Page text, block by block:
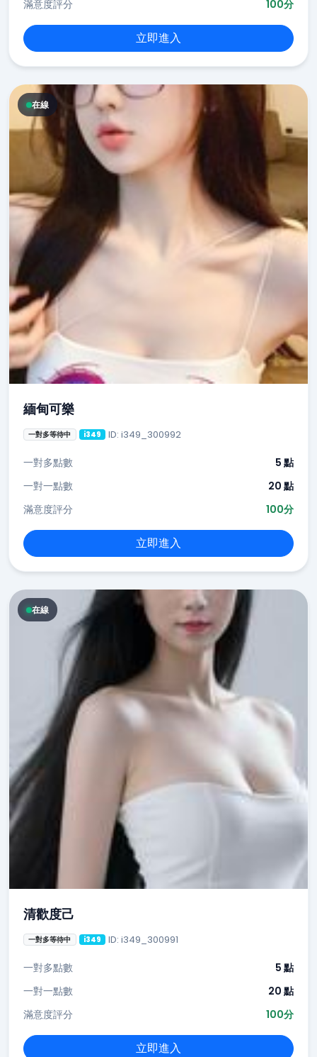
滿意度評分
100分
立即進入
在線
緬甸可樂
一對多等待中 i349 ID: i349_300992
一對多點數
5 點
一對一點數
20 點
滿意度評分
100分
立即進入
在線
清歡度己
一對多等待中 i349 ID: i349_300991
一對多點數
5 點
一對一點數
20 點
滿意度評分
100分
立即進入